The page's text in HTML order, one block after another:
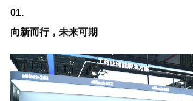
01.
向新而行，未来可期